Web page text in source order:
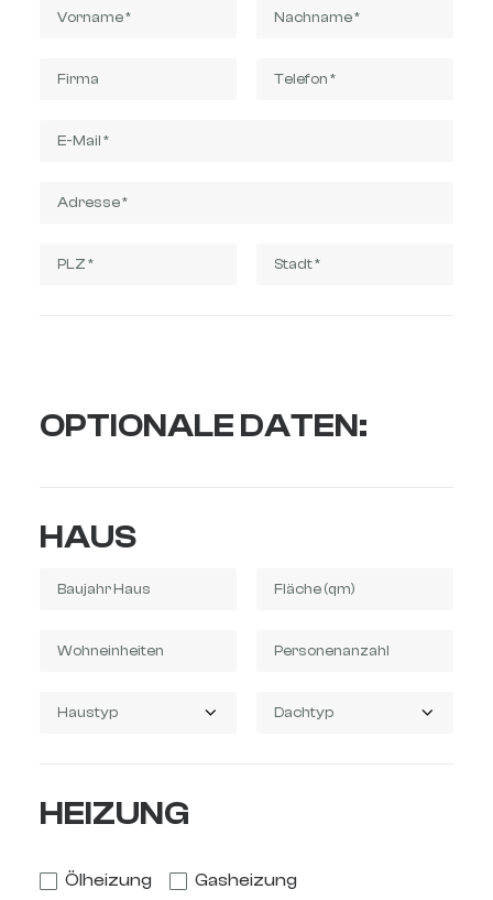
OPTIONALE DATEN:
HAUS
HEIZUNG
Ölheizung
Gasheizung